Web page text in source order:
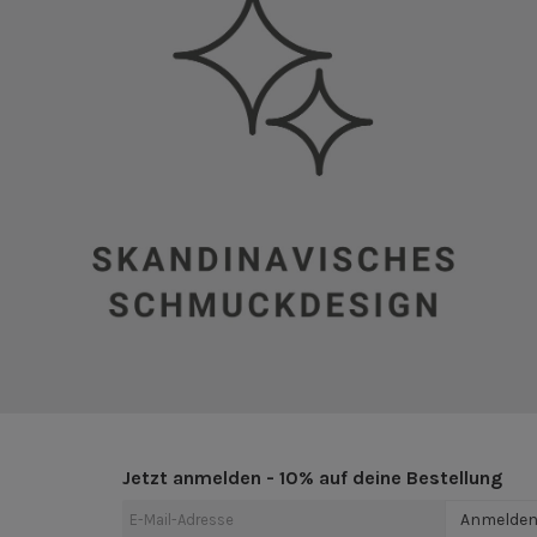
Jetzt anmelden - 10% auf deine Bestellung
Anmelden